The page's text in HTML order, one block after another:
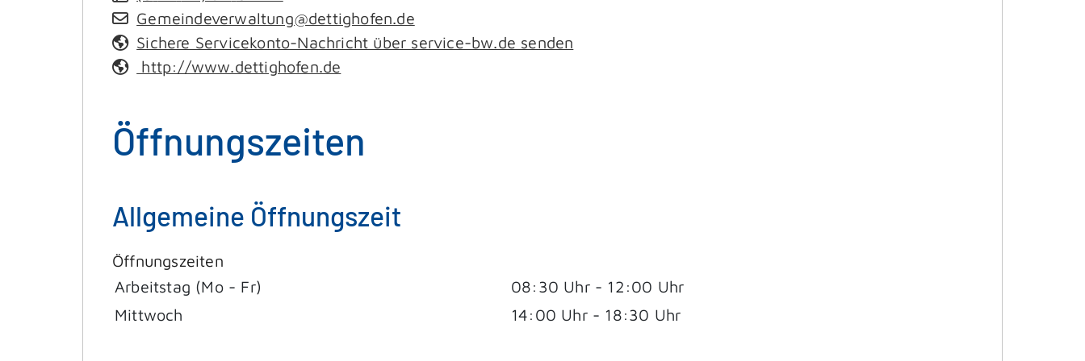
Gemeindeverwaltung@dettighofen.de
Sichere Servicekonto-Nachricht über service-bw.de senden
http://www.dettighofen.de
Öffnungszeiten
Allgemeine Öffnungszeit
Öffnungszeiten
Arbeitstag (Mo - Fr)
08:30 Uhr- 12:00 Uhr
Mittwoch
14:00 Uhr- 18:30 Uhr